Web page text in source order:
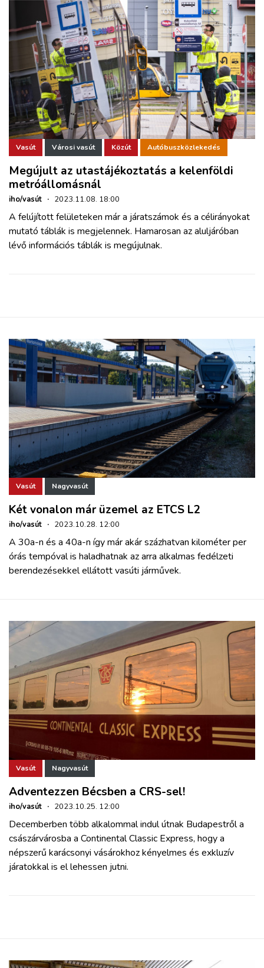
Vasút Városi vasút Közút Autóbuszközlekedés
Megújult az utastájékoztatás a kelenföldi
metróállomásnál
iho/vasút · 2023.11.08. 18:00
A felújított felületeken már a járatszámok és a célirányokat
mutató táblák is megjelennek. Hamarosan az aluljáróban
lévő információs táblák is megújulnak.
Vasút Nagyvasút
Két vonalon már üzemel az ETCS L2
iho/vasút · 2023.10.28. 12:00
A 30a-n és a 40a-n így már akár százhatvan kilométer per
órás tempóval is haladhatnak az arra alkalmas fedélzeti
berendezésekkel ellátott vasúti járművek.
Vasút Nagyvasút
Adventezzen Bécsben a CRS-sel!
iho/vasút · 2023.10.25. 12:00
Decemberben több alkalommal indul útnak Budapestről a
császárvárosba a Continental Classic Express, hogy a
népszerű karácsonyi vásárokhoz kényelmes és exkluzív
járatokkal is el lehessen jutni.